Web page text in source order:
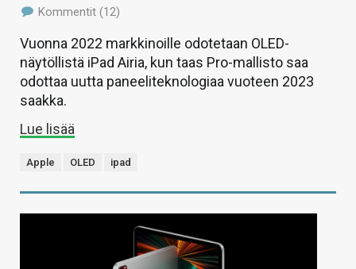
Kommentit (12)
Vuonna 2022 markkinoille odotetaan OLED-
näytöllistä iPad Airia, kun taas Pro-mallisto saa
odottaa uutta paneeliteknologiaa vuoteen 2023
saakka.
Lue lisää
Apple OLED ipad